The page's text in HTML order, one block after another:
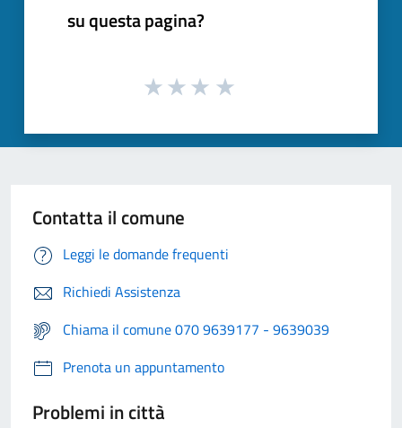
su questa pagina?
Contatta il comune
Leggi le domande frequenti
Richiedi Assistenza
Chiama il comune 070 9639177 - 9639039
Prenota un appuntamento
Problemi in città